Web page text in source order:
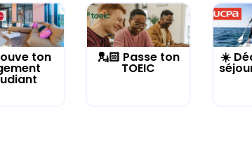
ton 💂🏻 Passe ton
TOEIC
☀️